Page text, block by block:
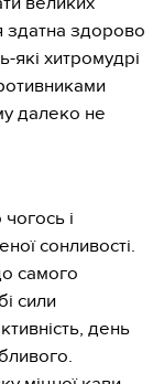
здатна здорово
які хитромудрі
далеко не
і
сонливості.
самого
сили
день